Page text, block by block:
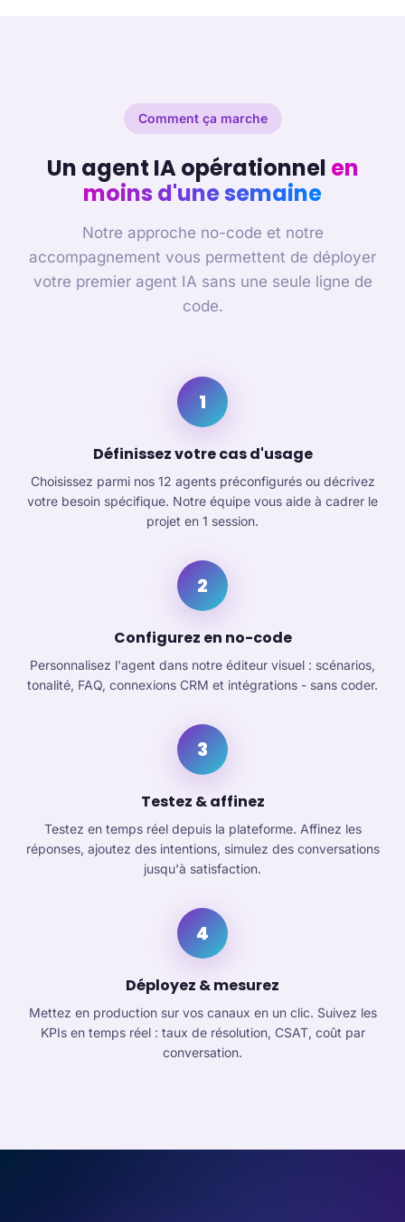
Comment ça marche
Un agent IA opérationnel en
moins d'une semaine
Notre approche no-code et notre
accompagnement vous permettent de déployer
votre premier agent IA sans une seule ligne de
code.
1
Définissez votre cas d'usage
Choisissez parmi nos 12 agents préconfigurés ou décrivez
votre besoin spécifique. Notre équipe vous aide à cadrer le
projet en 1 session.
2
Configurez en no-code
Personnalisez l'agent dans notre éditeur visuel : scénarios,
tonalité, FAQ, connexions CRM et intégrations - sans coder.
3
Testez & affinez
Testez en temps réel depuis la plateforme. Affinez les
réponses, ajoutez des intentions, simulez des conversations
jusqu'à satisfaction.
4
Déployez & mesurez
Mettez en production sur vos canaux en un clic. Suivez les
KPIs en temps réel : taux de résolution, CSAT, coût par
conversation.